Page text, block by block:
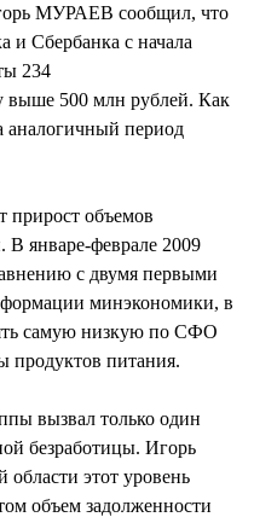
МУРАЕВ сообщил, что
и Сбербанка с начала
234
выше 500 млн рублей. Как
аналогичный период
прирост объемов
В январе-феврале 2009
с двумя первыми
минэкономики, в
самую низкую по СФО
продуктов питания.
вызвал только один
безработицы. Игорь
этот уровень
объем задолженности